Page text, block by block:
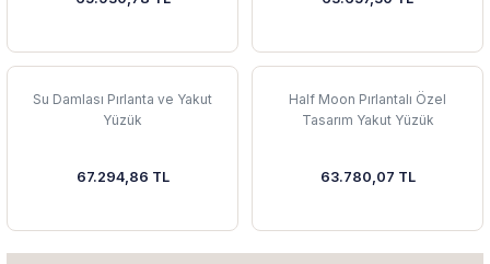
Su Damlası Pırlanta ve Yakut
Yüzük
67.294,86 TL
Half Moon Pırlantalı Özel
Tasarım Yakut Yüzük
63.780,07 TL